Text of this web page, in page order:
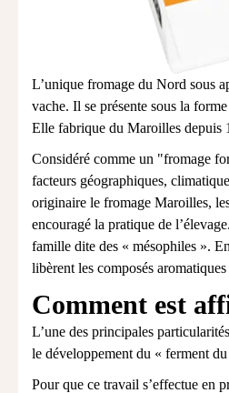
L’unique fromage du Nord sous
vache. Il se présente sous la
Elle fabrique du Maroilles depuis
Considéré comme un "fromage
facteurs géographiques,
originaire le fromage Maroilles,
encouragé la pratique de
famille dite des « mésophiles ».
libèrent les composés
Comment est
L’une des principales
le développement du « ferment
Pour que ce travail s’effectue en